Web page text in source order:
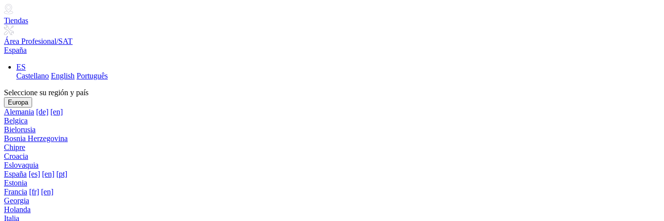
Tiendas
Área Profesional/SAT
España
ES
Castellano English Português
Seleccione su región y país
Europa
Alemania [de] [en]
Belgica
Bielorusia
Bosnia Herzegovina
Chipre
Croacia
Eslovaquia
España [es] [en] [pt]
Estonia
Francia [fr] [en]
Georgia
Holanda
Italia